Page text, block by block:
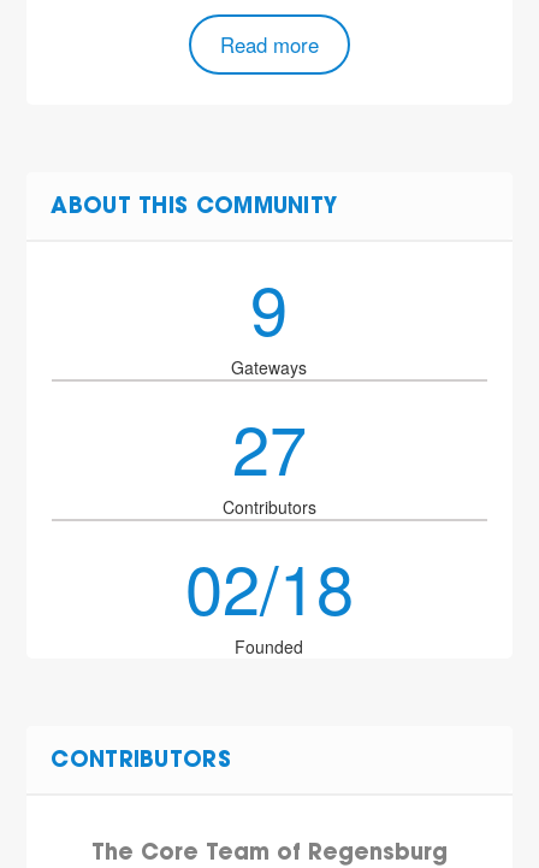
Read more
ABOUT THIS COMMUNITY
9
Gateways
27
Contributors
02/18
Founded
CONTRIBUTORS
The Core Team of Regensburg